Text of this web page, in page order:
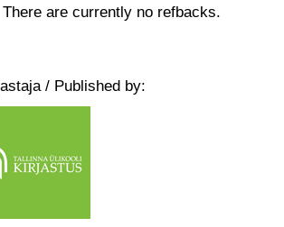
There are currently no refbacks.
/ Published by: